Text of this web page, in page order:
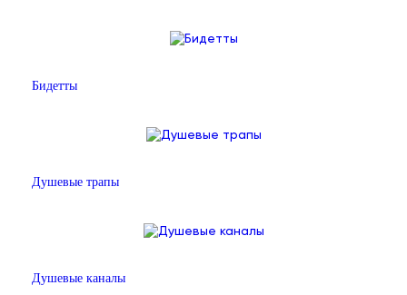
Бидетты
Душевые трапы
Душевые каналы